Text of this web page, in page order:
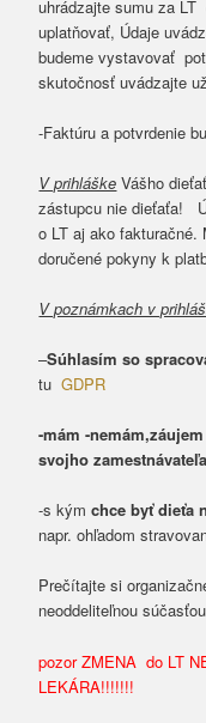
uhrádzajte sumu za
uplatňovať, Údaje
budeme vystavovať
skutočnosť uvádzajte
-Faktúru a potvrdenie
V prihláške Vášho
zástupcu nie dieťaťa!
o LT aj ako fakturačné.
doručené pokyny k
V poznámkach v
–Súhlasím so
tuGDPR
-mám -
svojho zamestnávateľa
-s kýmchce byť dieťa
napr. ohľadom
Prečítajte si
neoddeliteľnou
pozor ZMENA do LT
LEKÁRA!!!!!!!